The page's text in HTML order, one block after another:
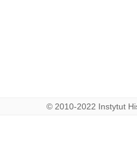
© 2010-2022 Instytut